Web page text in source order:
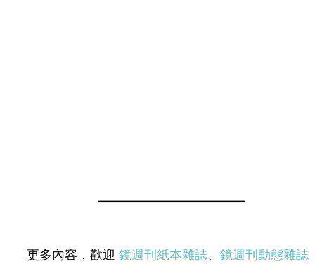
更多內容，歡迎 鏡週刊紙本雜誌、 鏡週刊動態雜誌